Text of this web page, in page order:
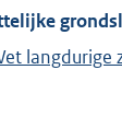
langdurige